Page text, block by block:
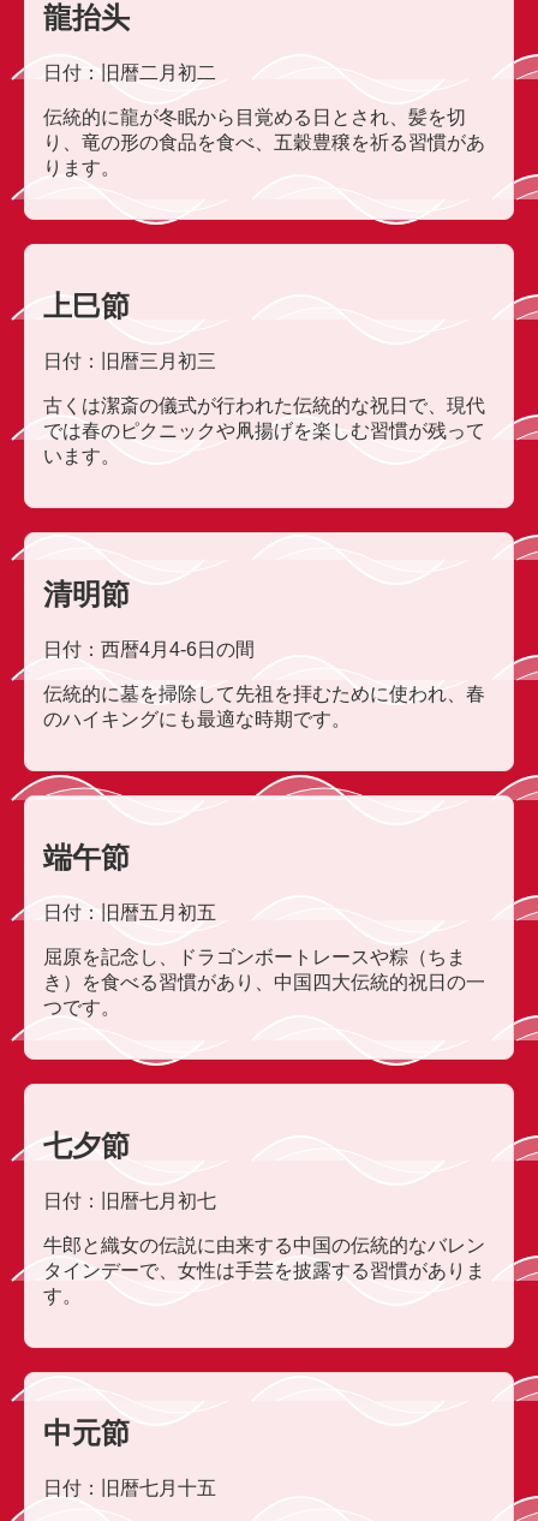
龍抬头
日付：旧暦二月初二
伝統的に龍が冬眠から目覚める日とされ、髪を切
り、竜の形の食品を食べ、五穀豊穣を祈る習慣があ
ります。
上巳節
日付：旧暦三月初三
古くは潔斎の儀式が行われた伝統的な祝日で、現代
では春のピクニックや凧揚げを楽しむ習慣が残って
います。
清明節
日付：西暦4月4-6日の間
伝統的に墓を掃除して先祖を拝むために使われ、春
のハイキングにも最適な時期です。
端午節
日付：旧暦五月初五
屈原を記念し、ドラゴンボートレースや粽（ちま
き）を食べる習慣があり、中国四大伝統的祝日の一
つです。
七夕節
日付：旧暦七月初七
牛郎と織女の伝説に由来する中国の伝統的なバレン
タインデーで、女性は手芸を披露する習慣がありま
す。
中元節
日付：旧暦七月十五